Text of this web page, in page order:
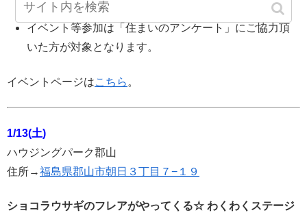
す。
イベント等参加は「住まいのアンケート」にご協力頂
いた方が対象となります。
イベントページはこちら 。
1/13(土)
ハウジングパーク郡山
住所→福島県郡山市朝日３丁目７−１９
ショコラウサギのフレアがやってくる☆ わくわくステージ